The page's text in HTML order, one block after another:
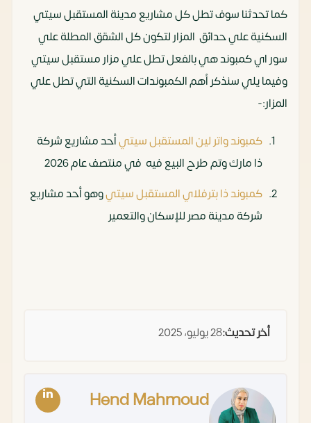
كما تحدثنا سوف تطل كل مشاريع مدينة المستقبل سيتي
السكنية علي حدائق المزار لتكون كل الشقق المطلة علي
سور اي كمبوند هي بالفعل تطل علي مزار مستقبل سيتي
وفيما يلي سنذكر أهم الكمبوندات السكنية التي تطل علي
المزار:-
كمبوند واتر لين المستقبل سيتيأحد مشاريع شركة
ذا مارك وتم طرح البيع فيه في منتصف عام 2026
كمبوند ذا بترفلاي المستقبل سيتيوهو أحد مشاريع
شركة مدينة مصر للإسكان والتعمير
أخر تحديث:28 يوليو، 2025
Hend Mahmoud